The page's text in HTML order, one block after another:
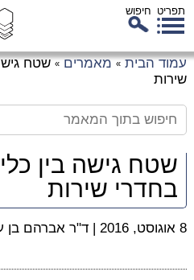
תפריט חיפוש
עמוד הבית » מאמרים » שטח
שירות
שטח גישה בין
בחדרי שירות
8 אוגוסט, 2016 | ד"ר אברהם בן